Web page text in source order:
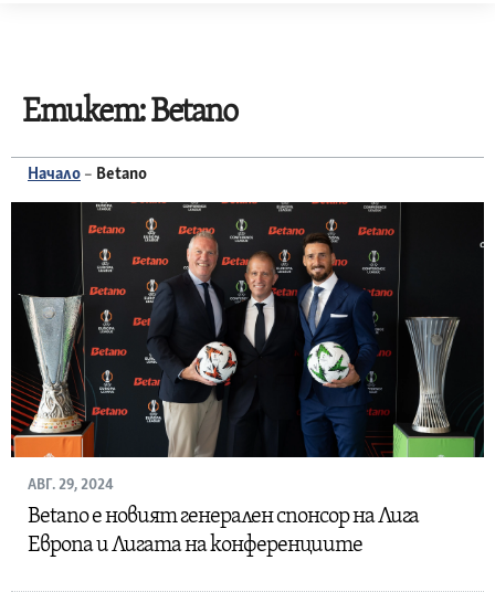
Етикет:Betano
Начало – Betano
АВГ. 29, 2024
Betano е новият генерален спонсор на Лига
Европа и Лигата на конференциите